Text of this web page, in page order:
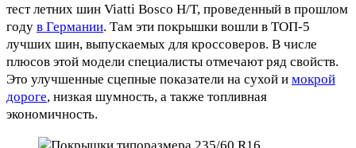
тест летних шин Viatti Bosco H/T, проведенный в прошлом
году в Германии. Там эти покрышки вошли в ТОП-5
лучших шин, выпускаемых для кроссоверов. В числе
плюсов этой модели специалисты отмечают ряд свойств.
Это улучшенные сцепные показатели на сухой и мокрой
дороге, низкая шумность, а также топливная
экономичность.